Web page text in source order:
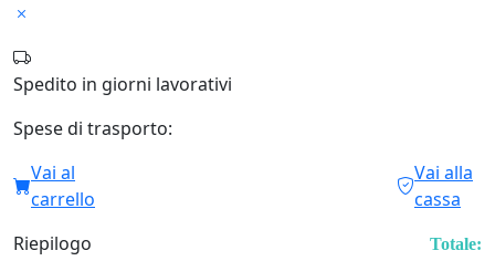
Spedito in giorni lavorativi
Spese di trasporto:
Vai al
carrello
Vai alla
cassa
Riepilogo
Totale: